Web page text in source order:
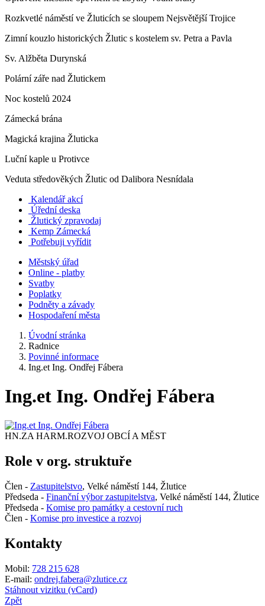
Rozkvetlé náměstí ve Žluticích se sloupem Nejsvětější Trojice
Zimní kouzlo historických Žlutic s kostelem sv. Petra a Pavla
Sv. Alžběta Durynská
Polární záře nad Žlutickem
Noc kostelů 2024
Zámecká brána
Magická krajina Žluticka
Luční kaple u Protivce
Veduta středověkých Žlutic od Dalibora Nesnídala
Kalendář akcí
Úřední deska
Žlutický zpravodaj
Kemp Zámecká
Potřebuji vyřídit
Městský úřad
Online - platby
Svatby
Poplatky
Podněty a závady
Hospodaření města
Úvodní stránka
Radnice
Povinné informace
Ing.et Ing. Ondřej Fábera
Ing.et Ing. Ondřej Fábera
HN.ZA HARM.ROZVOJ OBCÍ A MĚST
Role v org. struktuře
Člen - Zastupitelstvo, Velké náměstí 144, Žlutice
Předseda - Finanční výbor zastupitelstva, Velké náměstí 144, Žlutice
Předseda - Komise pro památky a cestovní ruch
Člen - Komise pro investice a rozvoj
Kontakty
Mobil: 728 215 628
E-mail: ondrej.fabera@zlutice.cz
Stáhnout vizitku (vCard)
Zpět